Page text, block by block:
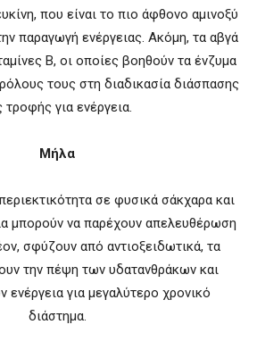
που είναι το πιο άφθονο αμινοξύ
παραγωγή ενέργειας. Ακόμη, τα αβγά
Β, οι οποίες βοηθούν τα ένζυμα
τους στη διαδικασία διάσπασης
τροφής για ενέργεια.
Μήλα
σε φυσικά σάκχαρα και
μπορούν να παρέχουν απελευθέρωση
σφύζουν από αντιοξειδωτικά, τα
την πέψη των υδατανθράκων και
για μεγαλύτερο χρονικό
διάστημα.